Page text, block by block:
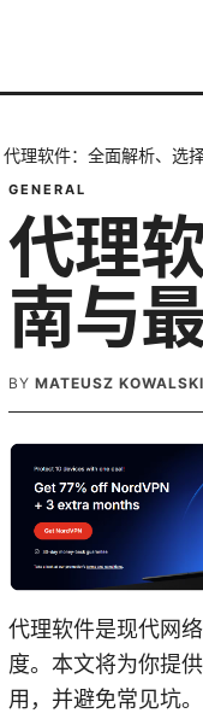
代理软件：全面解析、选
GENERAL
代理
南与
BY MATEUSZ KOWALSKI
代理软件是现代网
度。本文将为你提
用，并避免常见坑